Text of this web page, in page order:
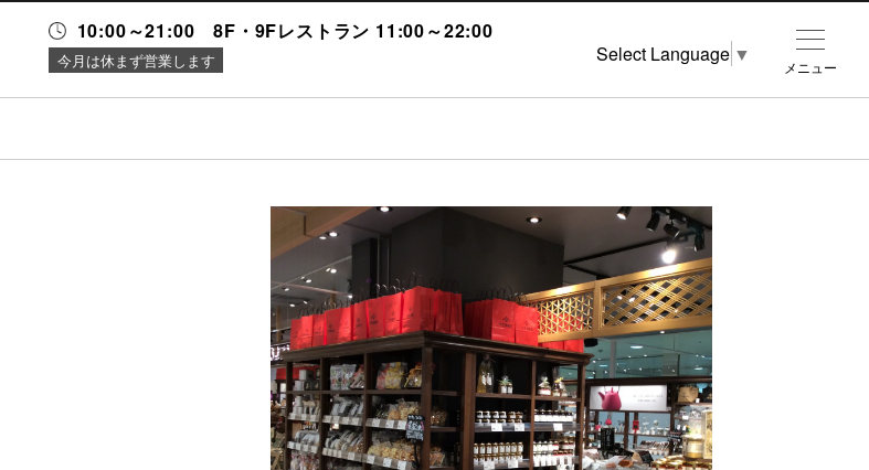
10:00～21:00 8F・9Fレストラン 11:00～22:00
今月は休まず営業します
イベント
メニュー
Select Language ▼